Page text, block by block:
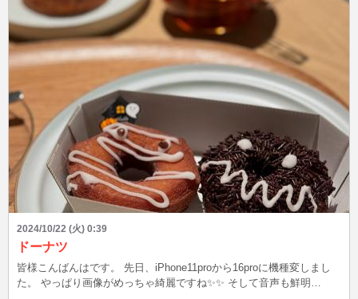
2024/10/22 (火) 0:39
ドーナツ
皆様こんばんはです。 先日、iPhone11proから16proに機種変しまし
た。 やっぱり画像がめっちゃ綺麗ですね✨️✨️ そして音声も鮮明